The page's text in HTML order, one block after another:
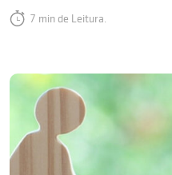
7 min de Leitura.